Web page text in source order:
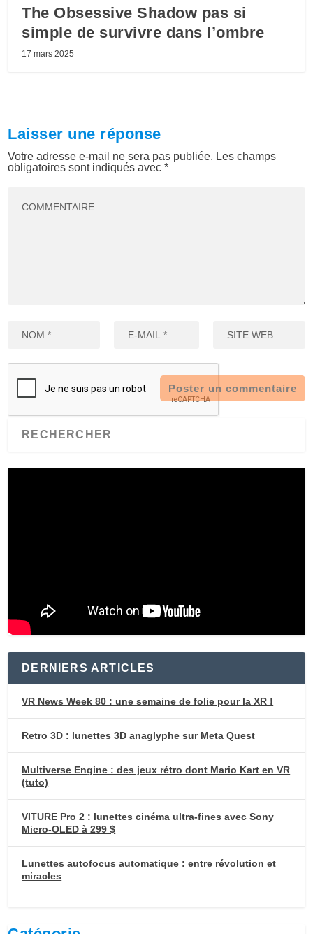
The Obsessive Shadow pas si
simple de survivre dans l’ombre
17 mars 2025
Laisser une réponse
Votre adresse e-mail ne sera pas publiée. Les champs
obligatoires sont indiqués avec*
DERNIERS ARTICLES
VR News Week 80 : une semaine de folie pour la XR !
Retro 3D : lunettes 3D anaglyphe sur Meta Quest
Multiverse Engine : des jeux rétro dont Mario Kart en VR
(tuto)
VITURE Pro 2 : lunettes cinéma ultra-fines avec Sony
Micro-OLED à 299 $
Lunettes autofocus automatique : entre révolution et
miracles